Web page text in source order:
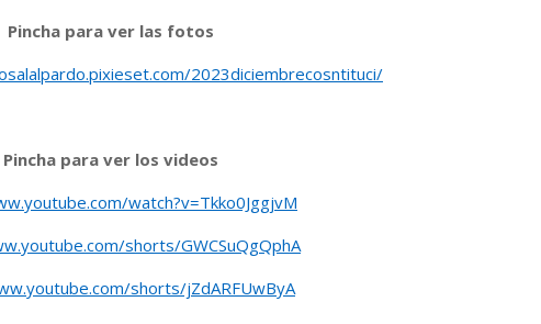
Pincha para ver las fotos
2023diciembrecosntituci/
Pincha para ver los videos
watch?v=Tkko0JggjvM
shorts/GWCSuQgQphA
shorts/jZdARFUwByA